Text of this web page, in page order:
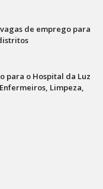
de emprego para
para o Hospital da Luz
Limpeza,